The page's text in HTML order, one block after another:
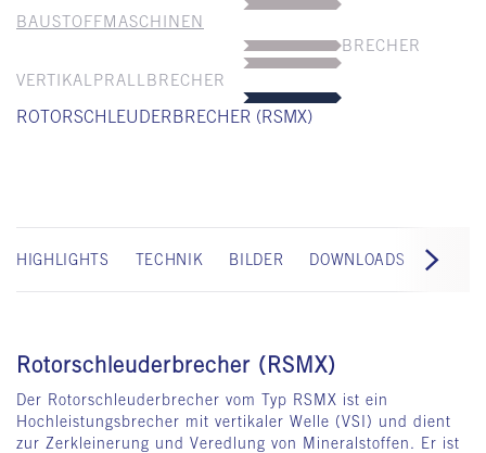
BAUSTOFFMASCHINEN
BRECHER
VERTIKALPRALLBRECHER
ROTORSCHLEUDERBRECHER (RSMX)
HIGHLIGHTS TECHNIK BILDER DOWNLOADS
Rotorschleuderbrecher (RSMX)
Der Rotorschleuderbrecher vom Typ RSMX ist ein
Hochleistungsbrecher mit vertikaler Welle (VSI) und dient
zur Zerkleinerung und Veredlung von Mineralstoffen. Er ist